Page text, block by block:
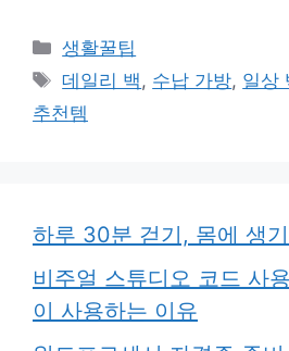
카
테
고
리
생활꿀팁
태
그
데일리 백 , 수납 가방, 일상
추천템
하루 30분 걷기, 몸에 생
비주얼 스튜디오 코드 사
이 사용하는 이유